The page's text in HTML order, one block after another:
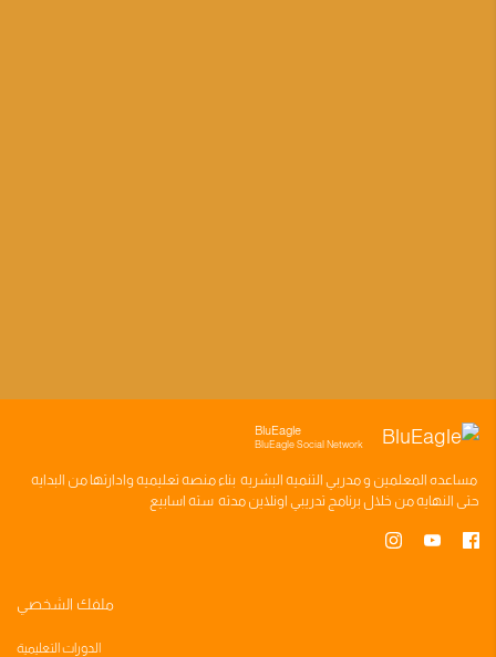
BluEagle
BluEagle Social Network
مساعده المعلمين ومدربي التنميه البشريه بناءمنصه تعليميه وادارتها من البدايه
حتى النهايه من خلال برنامج تدريبي اونلاين مدته سته اسابيع
ملفك الشخصي
الدورات التعليمية